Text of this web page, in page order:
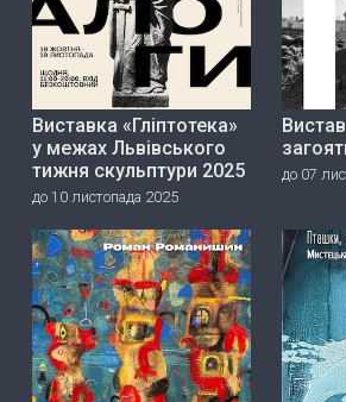
Виставка «Гліптотека»
у межах Львівського
тижня скульптури 2025
до 10 листопада 2025
до 07